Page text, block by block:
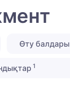
Өту балдары
1